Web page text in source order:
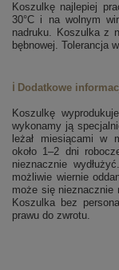
Koszulkę najlepiej
30°C i na wolnym
nadruku. Koszulka z
bębnowej. Tolerancja
ℹ️ Dodatkowe
Koszulkę
wykonamy ją
leżał miesiącami w
około 1–2 dni
nieznacznie
możliwie wiernie
może się nieznacznie
Koszulka bez
prawu do zwrotu.